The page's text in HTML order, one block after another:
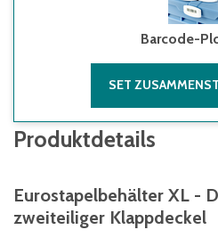
Barcode-
SET
Produktdetails
Eurostapelbehälter XL -
zweiteiliger Klappdeckel